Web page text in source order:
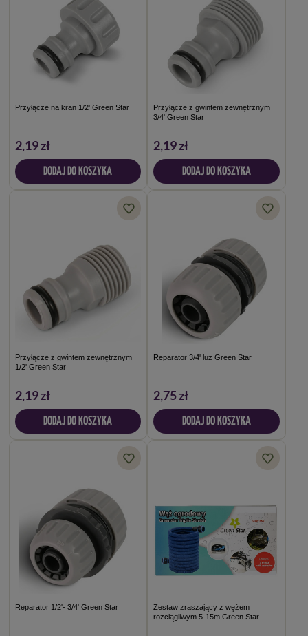
Przyłącze na kran 1/2' Green Star
2,19 zł
DODAJ DO KOSZYKA
Przyłącze z gwintem zewnętrznym
3/4' Green Star
2,19 zł
DODAJ DO KOSZYKA
Przyłącze z gwintem zewnętrznym
1/2' Green Star
2,19 zł
DODAJ DO KOSZYKA
Reparator 3/4' luz Green Star
2,75 zł
DODAJ DO KOSZYKA
Reparator 1/2'- 3/4' Green Star
Zestaw zraszający z wężem
rozciągliwym 5-15m Green Star